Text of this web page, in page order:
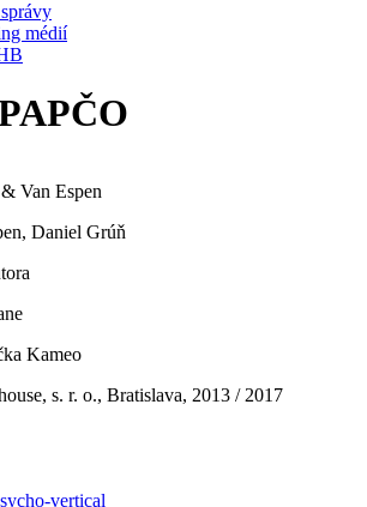
médií
Van Espen
Daniel Grúň
Kameo
s. r. o., Bratislava, 2013 / 2017
vertical